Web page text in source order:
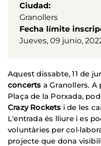
Ciudad
Granollers
Fecha límite
Jueves, 09 junio,
Aquest dissabte, 11 de
concerts a Granollers. A
Plaça de la Porxada,
Crazy Rockets i de les
L'entrada és lliure i es
voluntàries per
projecte que dona